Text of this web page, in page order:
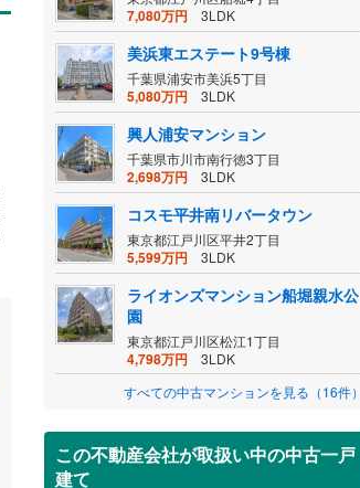
7,080万円 3LDK
美浜東エステート9号棟
千葉県浦安市美浜5丁目
5,080万円 3LDK
興人浦安マンション
千葉県市川市南行徳3丁目
2,698万円 3LDK
コスモ平井南リバータウン
東京都江戸川区平井2丁目
5,599万円 3LDK
ライオンズマンション船堀親水公
園
東京都江戸川区松江1丁目
4,798万円 3LDK
すべての中古マンションを見る（16件）
この不動産会社が取扱い中の中古一戸
建て